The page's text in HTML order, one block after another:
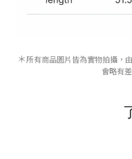
＊所有商品圖片皆為實物拍攝，
會略有